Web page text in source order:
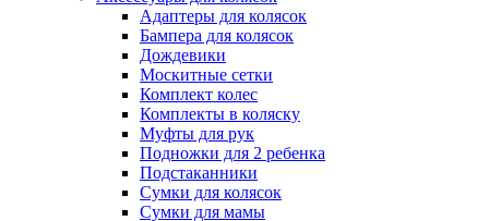
Адаптеры для колясок
Бампера для колясок
Дождевики
Москитные сетки
Комплект колес
Комплекты в коляску
Муфты для рук
Подножки для 2 ребенка
Подстаканники
Сумки для колясок
Сумки для мамы